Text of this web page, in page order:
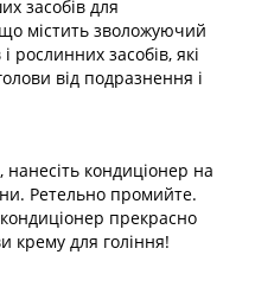
засобів для
містить зволожуючий
рослинних засобів, які
від подразнення і
кондиціонер на
Ретельно промийте.
прекрасно
крему для гоління!